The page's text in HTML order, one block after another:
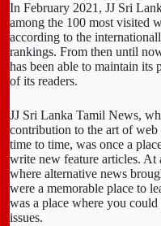
In February 2021, JJ Sri
among the 100 most visited
according to the
rankings. From then until
has been able to maintain its
of its readers.
JJ Sri Lanka Tamil News,
contribution to the art of
time to time, was once a
write new feature articles. At
where alternative news
were a memorable place to
was a place where you
issues.